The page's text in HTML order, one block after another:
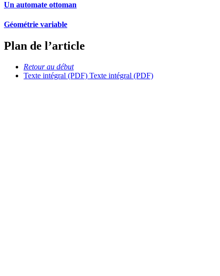
Un automate ottoman
Géométrie variable
Plan de l’article
Retour au début
Texte intégral (PDF) Texte intégral (PDF)